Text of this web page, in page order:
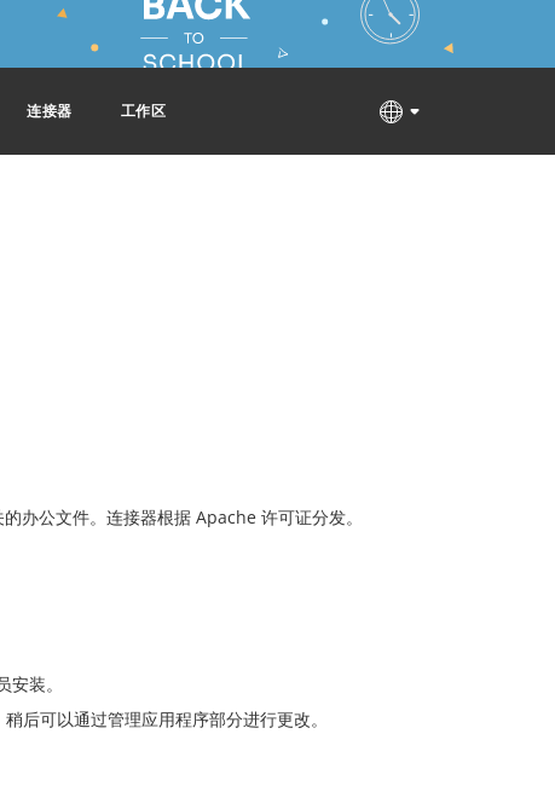
连接器 工作区
办公文件。连接器根据 Apache 许可证分发。
装。
后可以通过管理应用程序部分进行更改。